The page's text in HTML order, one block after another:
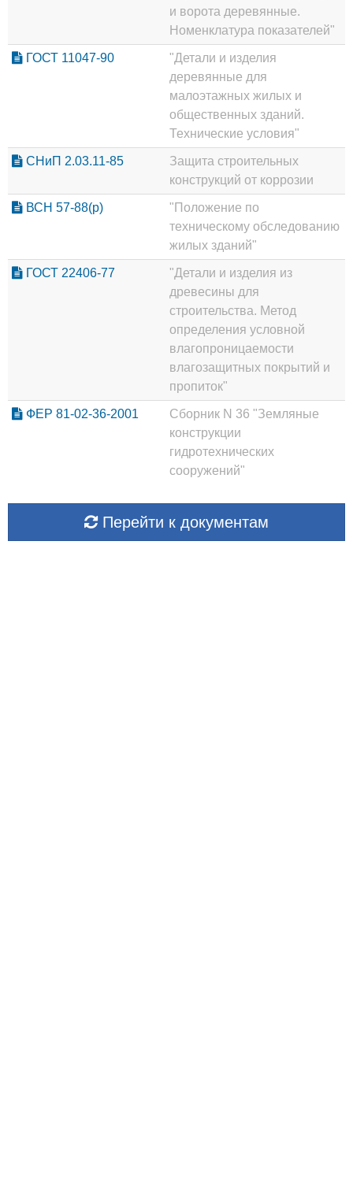
и ворота деревянные.
Номенклатура показателей"
ГОСТ 11047-90
"Детали и изделия
деревянные для
малоэтажных жилых и
общественных зданий.
Технические условия"
СНиП 2.03.11-85
Защита строительных
конструкций от коррозии
ВСН 57-88(р)
"Положение по
техническому обследованию
жилых зданий"
ГОСТ 22406-77
"Детали и изделия из
древесины для
строительства. Метод
определения условной
влагопроницаемости
влагозащитных покрытий и
пропиток"
ФЕР 81-02-36-2001
Сборник N 36 "Земляные
конструкции
гидротехнических
сооружений"
Перейти к документам